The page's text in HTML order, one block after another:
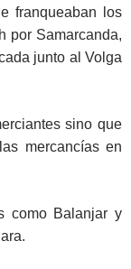
franqueaban los
por Samarcanda,
junto al Volga
sino que
mercancías en
como Balanjar y